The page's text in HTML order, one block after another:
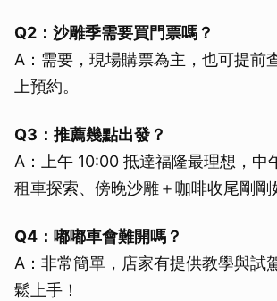
Q2：沙雕季需要買門票嗎？
A：需要，現場購票為主，也可提前
上預約。
Q3：推薦幾點出發？
A：上午 10:00 抵達福隆最理想，中
租車探索、傍晚沙雕＋咖啡收尾剛剛
Q4：嘟嘟車會難開嗎？
A：非常簡單，店家有提供教學與試
鬆上手！